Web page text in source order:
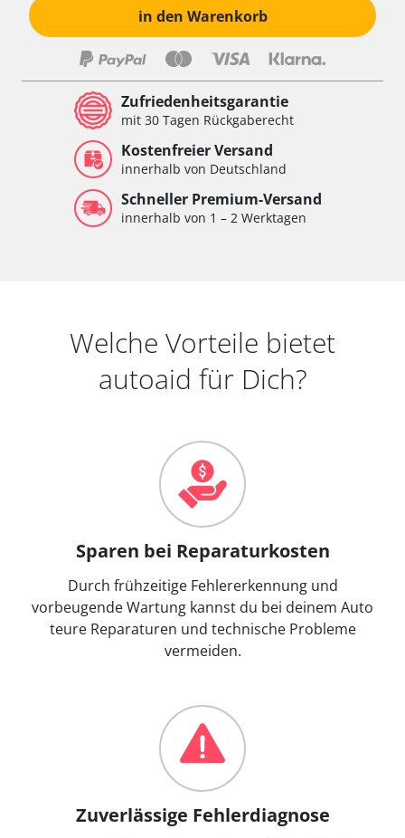
in den Warenkorb
Zufriedenheitsgarantie
mit 30 Tagen Rückgaberecht
Kostenfreier Versand
innerhalb von Deutschland
Schneller Premium-Versand
innerhalb von 1 – 2 Werktagen
Welche Vorteile bietet
autoaid für Dich?
Sparen bei Reparaturkosten
Durch frühzeitige Fehlererkennung und
vorbeugende Wartung kannst du bei deinem Auto
teure Reparaturen und technische Probleme
vermeiden.
Zuverlässige Fehlerdiagnose